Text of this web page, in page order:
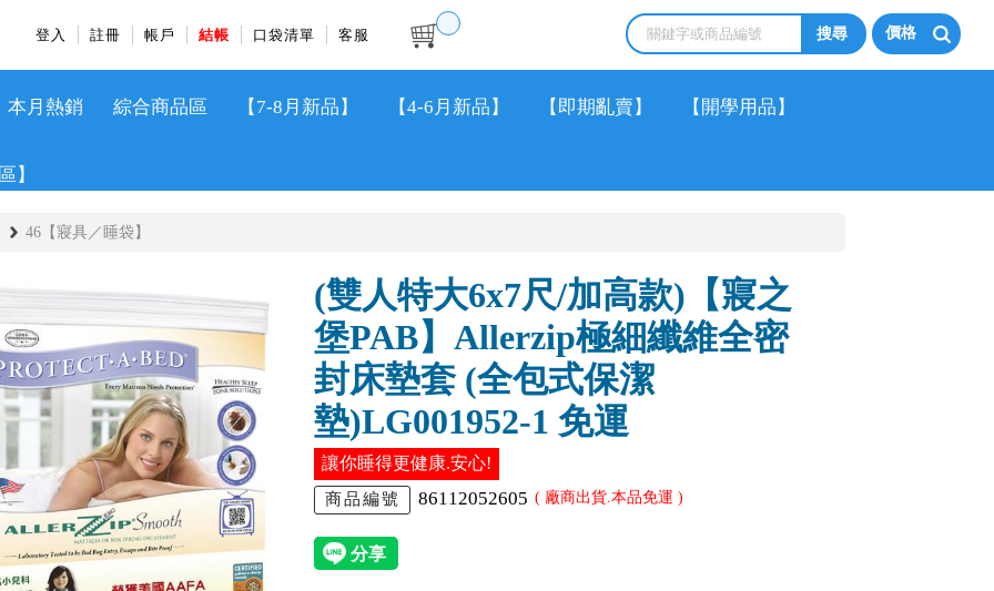
登入 註冊 帳戶 結帳 口袋清單 客服 價格
本月熱銷 綜合商品區 【7-8月新品】 【4-6月新品】 【即期亂賣】 【開學用品】
】
46【寢具／睡袋】
(雙人特大6x7尺/加高款)【寢之
堡PAB】Allerzip極細纖維全密
封床墊套 (全包式保潔
墊)LG001952-1 免運
讓你睡得更健康.安心!
商品編號 86112052605 ( 廠商出貨.本品免運 )